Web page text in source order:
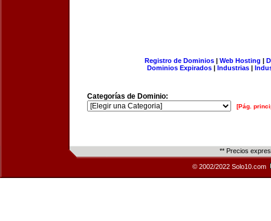
Registro de Dominios| Web Hosting |
Dominios Expirados | Industrias |
Categorías de Dominio:
[Pág.
** Precios
© 2002/2022 Solo10.com